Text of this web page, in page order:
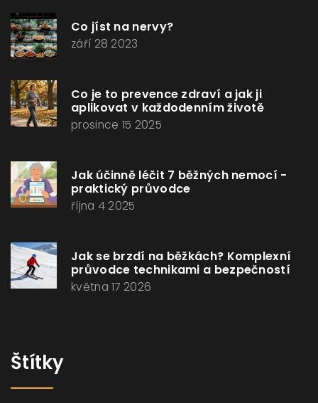
Co jíst na nervy?
září 28 2023
Co je to prevence zdraví a jak ji
aplikovat v každodenním životě
prosince 15 2025
Jak účinně léčit 7 běžných nemocí -
praktický průvodce
října 4 2025
Jak se brzdí na běžkách? Komplexní
průvodce technikami a bezpečností
května 17 2026
Štítky